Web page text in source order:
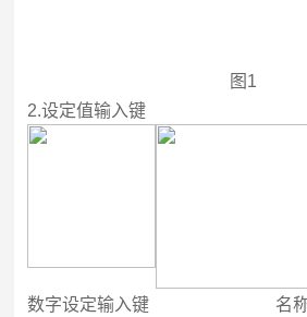
图1
2.设定值输入键
数字设定输入键 名称设